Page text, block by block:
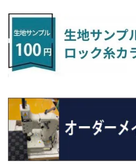
H27/1～R5/6 30系
R5/6～ 40系
H24/4～29/10 20系
ヴィッツ
H22/12～R2/3 130系
ヴォクシー
H26/1～R4/1 80系
R4/1～ 90系
エスクァイア
H26/10～R3/12 80系
エスティマ
H18/1～H24/5（前期）
エスティマ・ハイブリッド
R3/11～ 20系
H26/10～
ＲＸ
H27/10～R4/7 20系5人乗
H29/12～R4/7 20系7人乗
R4/11～ 10系
ＵＸ
H30/11～
R2/6~R8/6 15系(e-POWER)
R8/6～ 16系
H11/6～H16/10 Y34
サクラ
R4/5～ B6AW
シーマ
H13/1～R4/8 F50・Y51
シルビア
H3/1～H11/1 S13・S14
H11/1～H14/11 S15
シルフィ
H24/12～R3/10 TB17
ジューク
H23/5～ LA100系
ソルテラ
R4/5~ XEAM10X・YEAM15X
ディアスワゴン
H21/9～R2/4 S300系
トレジア
H22/11～H28/3 120系
フォレスター
H14/2～ SG/SH/SJ/SK系
プレオ
H24/11～R1/8 GJ系
キャロル
H27/1～ HB36/37/97S
キャロルエコ
H24/11～H27/1 HB35S
スクラム
H17/9～ DG64/DG17
スクラムトラック
H25/9～ DG16T
デミオ
R1/7～ LA650/660
H28/11～ M900系
ハイゼット・キャディー
H28/6～R3/9 LA700V
ハイゼット・カーゴ
H16/12～ S300/S700系
ハイゼット・トラック
H11/1～ S200/S500系
ブーン
H28/4～R5/12 M700系
ミラ
H13/9～ DA系
クロスビー(XBEE)
H29/12～R7/10 MN71S
ジムニー
H3/6～ JA/JB系
ジムニーノマド
R7/4～ JC74W
ジムニーワイド/ジムニーシエラ
H10/1～H14/1 JB33/43W
スイフト/スイフトスポーツ
H24/10～R2/12 GF系
アウトランダーＰＨＥＶ
H25/1～ GG/GN系 5人乗
エクリプスクロス/エクリプスクロスPHEV
H30/3～ GK/GL系
タウンボックス
H26/2～ DS17/64W
ディグニティ
H24/7～H29/1 BHGY51
デリカＤ：２
H24/11～R2/3 JG1・JG2
R2/11～ JG3・JG4
N-ONE e:
R7/9~ JG5
N-VAN
H30/7～ JJ1・JJ2
N-VAN e:
R6/10~ JJ3
N‐WGN/N‐WGNカスタム
H25/11～ JH1・JH2・JH3・JH4
S660
H16/4～28/1 １T系 トゥラン
R2/7～ A1D系
ティグアン
H20/9～H29/1 5NC系
トゥアレグ
H15/9～H30/4 7L/7P系
パサート
H23/5～H27/7 3CCAX
H27/7～ 3CC/3CD系
ザ・ビートル
H24/4～R3/4 16C系
ポロ
H27/6～R1/8
ＣＬＳクラス
H30/6～
Ｅクラス
H28/7～
ＧＬＡクラス
H26/5～R2/6
ＧＬＥクラス
R1/6～
Ｓクラス
ラグマットミニ（S）